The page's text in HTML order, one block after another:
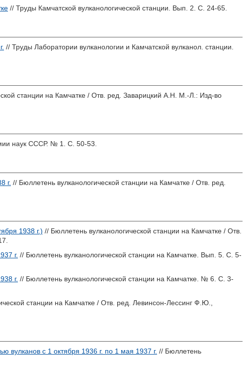
// Труды Камчатской вулканологической станции. Вып. 2. С. 24-65.
// Труды Лаборатории вулканологии и Камчатской вулканол. станции.
станции на Камчатке / Отв. ред. Заварицкий А.Н.
М.-Л.: Изд-во
наук СССР. № 1. С. 50-53.
г. // Бюллетень вулканологической станции на Камчатке / Отв. ред.
1938 г.) // Бюллетень вулканологической станции на Камчатке / Отв.
г. // Бюллетень вулканологической станции на Камчатке. Вып. 5. С. 5-
г. // Бюллетень вулканологической станции на Камчатке. № 6. С. 3-
станции на Камчатке / Отв. ред. Левинсон-Лессинг Ф.Ю.
вулканов с 1 октября 1936 г. по 1 мая 1937 г. // Бюллетень